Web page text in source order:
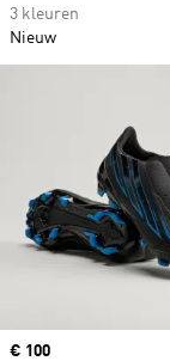
3 kleuren
Nieuw
Price
€ 100